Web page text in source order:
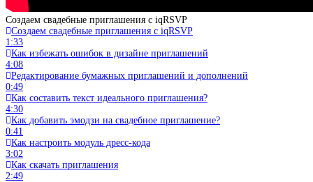
Создаем свадебные приглашения с iqRSVP
Создаем свадебные приглашения с iqRSVP
1:33
Как избежать ошибок в дизайне приглашений
4:08
Редактирование бумажных приглашений и дополнений
0:49
Как составить текст идеального приглашения?
4:30
Как добавить эмодзи на свадебное приглашение?
0:41
Как настроить модуль дресс-кода
3:02
Как скачать приглашения
2:49